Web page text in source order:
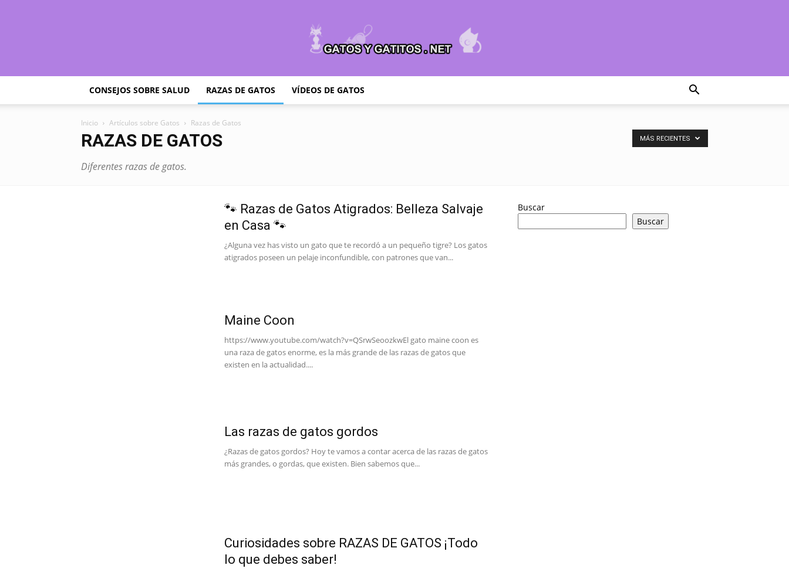
–
CONSEJOS SOBRE SALUD RAZAS DE GATOS VÍDEOS DE GATOS
Inicio Artículos sobre Gatos Razas de Gatos
RAZAS DE GATOS
Diferentes razas de gatos.
MÁS RECIENTES
🐾 Razas de Gatos Atigrados: Belleza Salvaje
en Casa 🐾
¿Alguna vez has visto un gato que te recordó a un pequeño tigre? Los gatos
atigrados poseen un pelaje inconfundible, con patrones que van...
Maine Coon
https://www.youtube.com/watch?v=QSrwSeoozkwEl gato maine coon es
una raza de gatos enorme, es la más grande de las razas de gatos que
existen en la actualidad....
Las razas de gatos gordos
¿Razas de gatos gordos? Hoy te vamos a contar acerca de las razas de gatos
más grandes, o gordas, que existen. Bien sabemos que...
Curiosidades sobre RAZAS DE GATOS ¡Todo
lo que debes saber!
Buscar
Buscar